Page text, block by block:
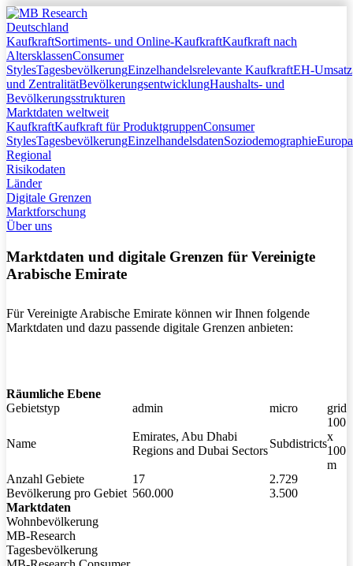
Deutschland
KaufkraftSortiments- und Online-KaufkraftKaufkraft nach
AltersklassenConsumer
StylesTagesbevölkerungEinzelhandelsrelevante KaufkraftEH-Umsatz
und ZentralitätBevölkerungsentwicklungHaushalts- und
Bevölkerungsstrukturen
Marktdaten weltweit
KaufkraftKaufkraft für ProduktgruppenConsumer
StylesTagesbevölkerungEinzelhandelsdatenSoziodemographieEuropa
Regional
Risikodaten
Länder
Digitale Grenzen
Marktforschung
Über uns
Marktdaten und digitale Grenzen für Vereinigte
Arabische Emirate
Für Vereinigte Arabische Emirate können wir Ihnen folgende
Marktdaten und dazu passende digitale Grenzen anbieten:
Räumliche Ebene
Gebietstyp
admin micro grid
Name
Emirates, Abu Dhabi
Regions and Dubai Sectors
Subdistricts
100
x
100
m
Anzahl Gebiete
17
2.729
Bevölkerung pro Gebiet 560.000
3.500
Marktdaten
Wohnbevölkerung
MB-Research
Tagesbevölkerung
Startseite
Deutschland
Kaufkraft
Sortiments- und Online-Kaufkraft
Kaufkraft nach Altersklassen
Consumer Styles
Tagesbevölkerung
Einzelhandelsrelevante Kaufkraft
Marktdaten weltweit
Consumer Styles
Tagesbevölkerung
Einzelhandelsdaten
Europa Regional
Risikodaten
Über uns
Kontakt
News
Digitale Grenzen R2026
Marktdaten Europa 2025
Marktdaten Deutschland 2026
Kaufkraft auf Rasterebene